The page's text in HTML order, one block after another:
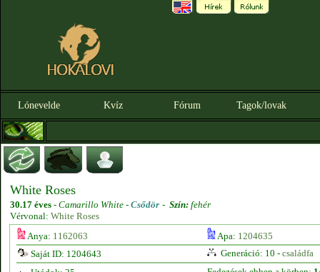
Lónevelde Kvíz Fórum Tagok/lovak
White Roses
30.17 éves - Camarillo White - Csődör - Szín: fehér
Vérvonal: White Roses
Anya: 1162063 Apa: 1204635
Saját ID: 1204643
Generáció: 10 - családfa